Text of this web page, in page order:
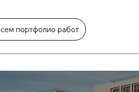
портфолио работ